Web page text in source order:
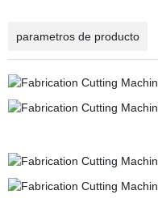
parametros de producto